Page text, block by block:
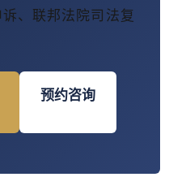
、联邦法院司法复
预约咨询